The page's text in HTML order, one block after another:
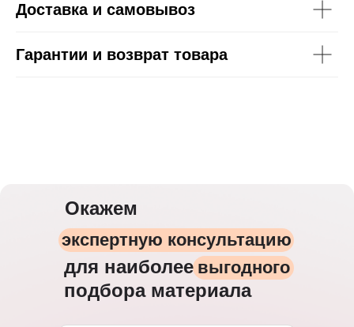
Доставка и самовывоз
Гарантии и возврат товара
экспертную консультацию
выгодного
Окажем
для наиболее
подбора материала